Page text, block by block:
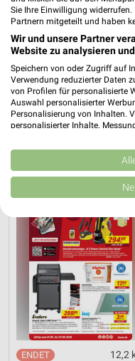
6,3
Angebote ab 03.08.
Gültig bis Sa. 08.08.
12,2
Sie Ihre Einwilligung
Partnern mitgeteilt und haben
Wir und unsere Partner
Website zu analysieren
Speichern von oder Zugriff auf
Verwendung reduzierter Daten
von Profilen für personalisierte
Auswahl personalisierter
Personalisierung von Inhalten.
personalisierter Inhalte.
Kombinationen von Daten aus
Verbesserung der Angebote.
von Inhalten.
Daten können außerhalb der
USA gesendet werden.
Website/App.
Partnerliste anzeigen (1
Wir nutzen Ihre Daten für
IAB-Verarbeitungszwecke:
Speichern von oder
auf einem Endgerät
Verwendung
Werbeanzeigen